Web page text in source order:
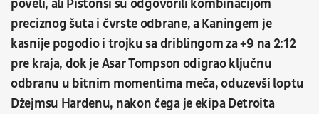
poveli, ali Pistonsi su odgovorili kombinacijom
preciznog šuta i čvrste odbrane, a Kaningem je
kasnije pogodio i trojku sa driblingom za +9 na 2:12
pre kraja, dok je Asar Tompson odigrao ključnu
odbranu u bitnim momentima meča, oduzevši loptu
Džejmsu Hardenu, nakon čega je ekipa Detroita